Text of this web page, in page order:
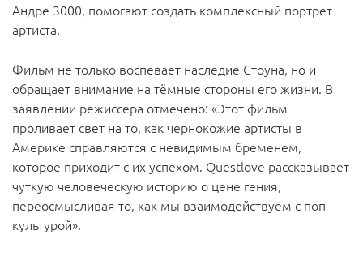
Андре 3000, помогают создать комплексный портрет
артиста.
Фильм не только воспевает наследие Стоуна, но и
обращает внимание на тёмные стороны его жизни. В
заявлении режиссера отмечено: «Этот фильм
проливает свет на то, как чернокожие артисты в
Америке справляются с невидимым бременем,
которое приходит с их успехом. Questlove рассказывает
чуткую человеческую историю о цене гения,
переосмысливая то, как мы взаимодействуем с поп-
культурой».